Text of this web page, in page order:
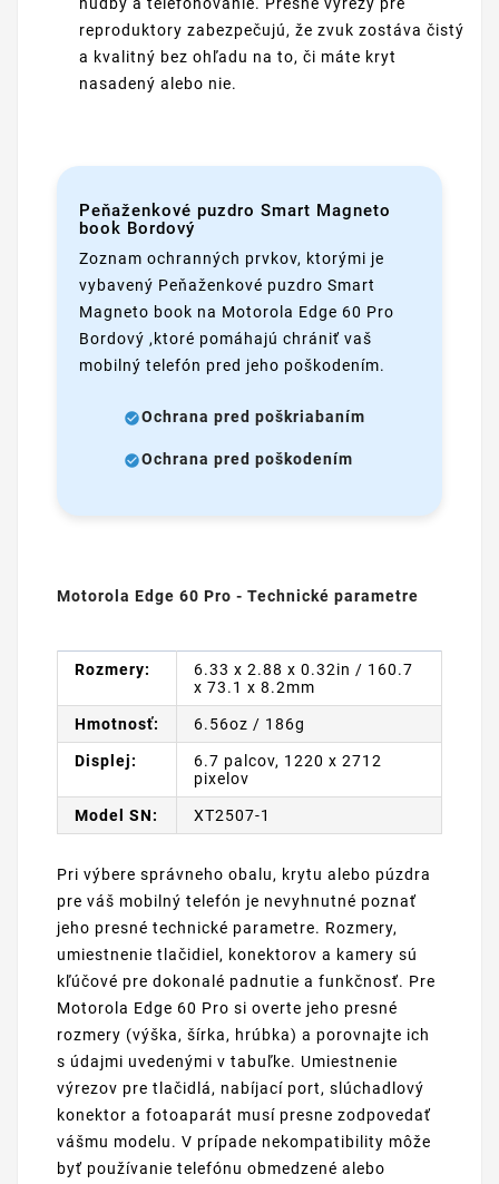
reproduktory zabezpečujú, že zvuk zostáva čistý
a kvalitný bez ohľadu na to, či máte kryt
nasadený alebo nie.
Peňaženkové puzdro Smart Magneto
book Bordový
Zoznam ochranných prvkov, ktorými je
vybavený Peňaženkové puzdro Smart
Magneto book na Motorola Edge 60 Pro
Bordový ,ktoré pomáhajú chrániť vaš
mobilný telefón pred jeho poškodením.
Ochrana pred poškriabaním
Ochrana pred poškodením
Motorola Edge 60 Pro - Technické parametre
Rozmery:
6.33 x 2.88 x 0.32in / 160.7
x 73.1 x 8.2mm
Hmotnosť: 6.56oz / 186g
Displej:
6.7 palcov, 1220 x 2712
pixelov
Model SN: XT2507-1
Pri výbere správneho obalu, krytu alebo púzdra
pre váš mobilný telefón je nevyhnutné poznať
jeho presné technické parametre. Rozmery,
umiestnenie tlačidiel, konektorov a kamery sú
kľúčové pre dokonalé padnutie a funkčnosť. Pre
Motorola Edge 60 Pro si overte jeho presné
rozmery (výška, šírka, hrúbka) a porovnajte ich
s údajmi uvedenými v tabuľke. Umiestnenie
výrezov pre tlačidlá, nabíjací port, slúchadlový
konektor a fotoaparát musí presne zodpovedať
vášmu modelu. V prípade nekompatibility môže
byť používanie telefónu obmedzené alebo